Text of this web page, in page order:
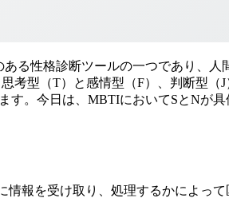
る性格診断ツールの一つであり、
型（T）と感情型（F）、判断型（J
す。今日は、MBTIにおいてSとNが
情報を受け取り、処理するかによっ